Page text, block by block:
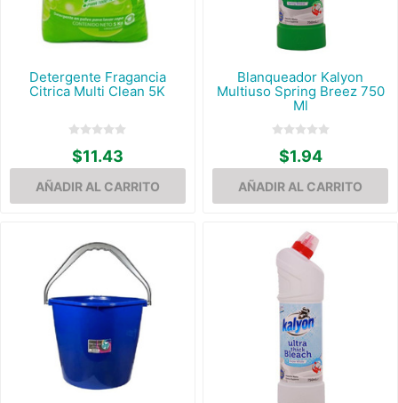
Detergente Fragancia
Citrica Multi Clean 5K
$11.43
Blanqueador Kalyon
Multiuso Spring Breez 750
Ml
$1.94